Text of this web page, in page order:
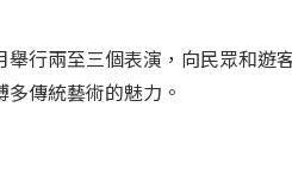
舉行兩至三個表演，向民眾和遊
傳統藝術的魅力。